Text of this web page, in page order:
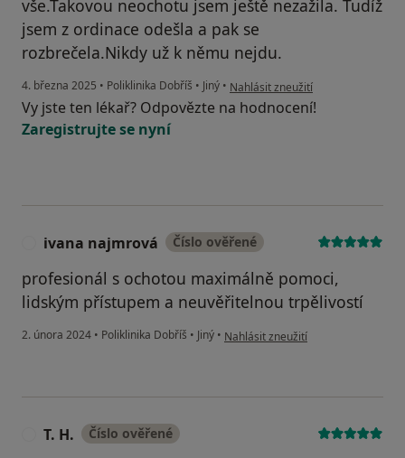
vše.Takovou neochotu jsem ještě nezažila. Tudíž
jsem z ordinace odešla a pak se
rozbrečela.Nikdy už k němu nejdu.
4. března 2025 • Poliklinika Dobříš • Jiný • podle názoru uživatele Jitka
Nahlásit zneužití
Vy jste ten lékař? Odpovězte na hodnocení!
Zaregistrujte se nyní
ivana najmrová Číslo ověřené
profesionál s ochotou maximálně pomoci,
lidským přístupem a neuvěřitelnou trpělivostí
2. února 2024 • Poliklinika Dobříš • Jiný • podle názoru uživatele ivana
Nahlásit zneužití
T. H. Číslo ověřené